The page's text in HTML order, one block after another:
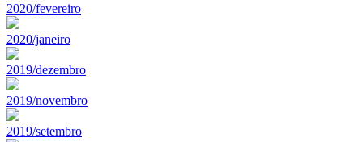
2020/fevereiro
2020/janeiro
2019/dezembro
2019/novembro
2019/setembro